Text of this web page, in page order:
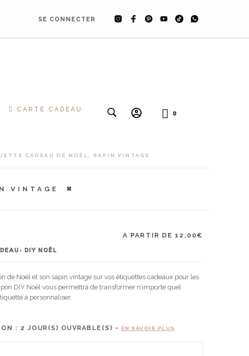
SE CONNECTER
CARTE CADEAU
0
CADEAU DE NOËL, SAPIN VINTAGE
VINTAGE
A PARTIR DE 12,00€
DIY NOËL
de Noël et son sapin vintage sur vos étiquettes cadeaux pour les
DIY Noël vous permettra de transformer n’importe quel
à personnaliser.
: 2 JOUR(S) OUVRABLE(S) - EN SAVOIR PLUS